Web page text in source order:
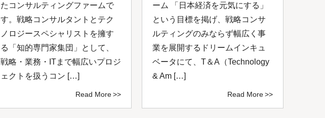
たコンサルティングファームで
す。戦略コンサルタントとテク
ノロジースペシャリストを擁す
る「知的専⾨家集団」として、
戦略・業務・ITまで幅広いプロジ
ェクトを扱うコン […]
Read More
ーム 「日本経済を元気にする」
という目標を掲げ、戦略コンサ
ルティングのみならず幅広く事
業を展開するドリームインキュ
ベータにて、T＆A（Technology
& Am […]
Read More